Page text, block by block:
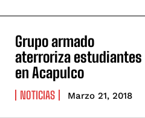
Grupo armado
aterroriza estudiantes
en Acapulco
NOTICIAS Marzo 21, 2018